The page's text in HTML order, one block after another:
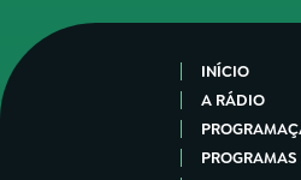
INÍCIO
A RÁDIO
PROGRAMAS